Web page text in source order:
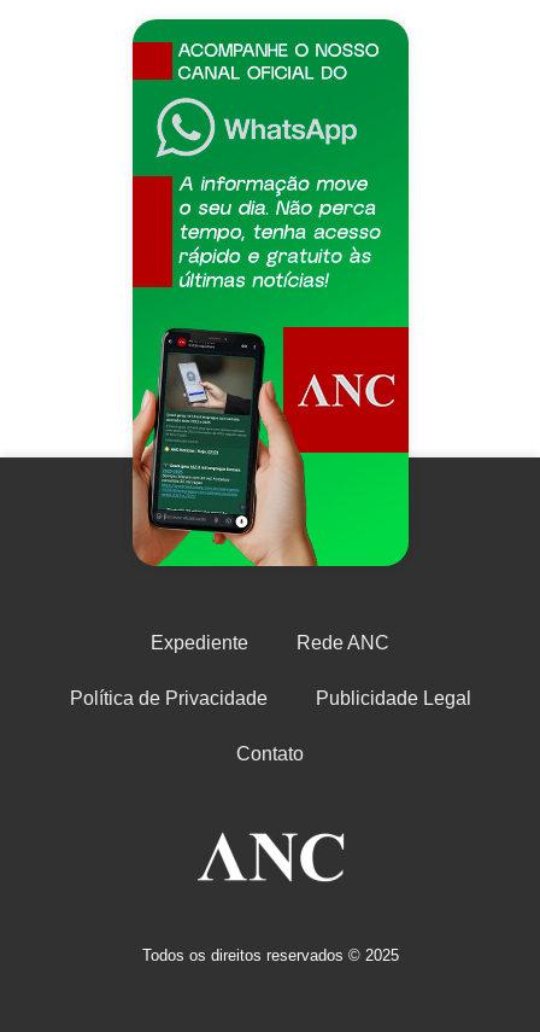
Expediente Rede ANC
Política de Privacidade Publicidade Legal
Contato
Todos os direitos reservados © 2025